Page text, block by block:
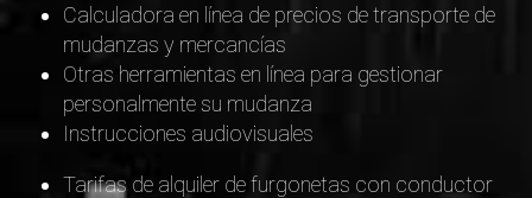
Calculadora en línea de precios de transporte de
mudanzas y mercancías
Otras herramientas en línea para gestionar
personalmente su mudanza
Instrucciones audiovisuales
Tarifas de alquiler de furgonetas con conductor